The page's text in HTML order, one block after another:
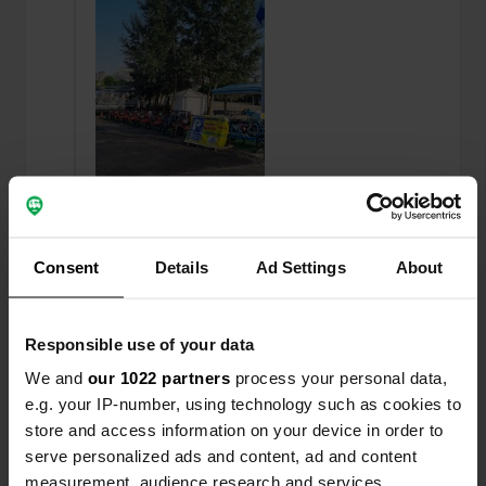
Consent Details Ad Settings About
Responsible use of your data
We and our 1022 partners process your personal data,
e.g. your IP-number, using technology such as cookies to
store and access information on your device in order to
serve personalized ads and content, ad and content
measurement, audience research and services
Sitecode:99678
verblijf, alles aanwezig behalve grijswater legen.
Op de fiets grot-kerk bezocht.
Een foto toegevoegd aan
—ongeveer 3 jaar